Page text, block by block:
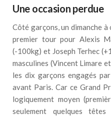
Une occasion perdue
Côté garçons, un dimanche
premier tour pour Alexis
(-100kg) et Joseph Terhec
masculines (Vincent Limare
les dix garçons engagés
avant Paris. Car ce Grand
logiquement moyen
seulement quelques